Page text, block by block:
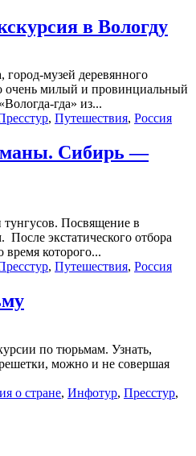
в Вологду
музей деревянного
очень милый и провинциальный
гда» из...
, Путешествия, Россия
Сибирь —
Посвящение в
экстатического отбора
время которого...
, Путешествия, Россия
по тюрьмам. Узнать,
можно и не совершая
о стране, Инфотур, Пресстур,